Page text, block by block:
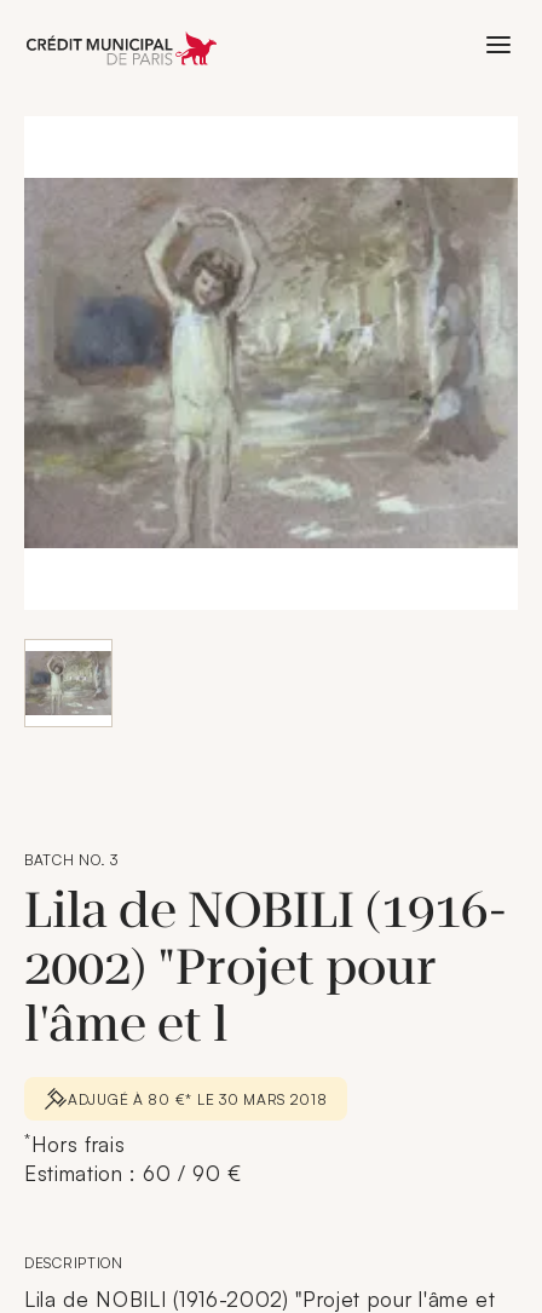
Aller à l'accueil de Crédit Municipal
BATCH NO. 3
Lila de NOBILI (1916-
2002) "Projet pour
l'âme et l
ADJUGÉ À 80 €* LE 30 MARS 2018
*Hors frais
Estimation : 60 / 90 €
DESCRIPTION
Lila de NOBILI (1916-2002) "Projet pour l'âme et